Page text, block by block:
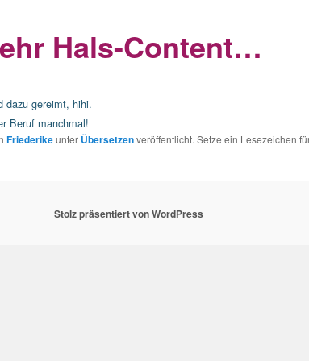
Hals-Content…
dazu gereimt, hihi.
Beruf manchmal!
Friederikeunter Übersetzenveröffentlicht. Setze ein Lesezeichen
Stolz präsentiert von WordPress